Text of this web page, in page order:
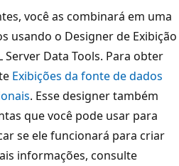
você as combinará em uma
usando o Designer de Exibição
Server Data Tools. Para obter
Exibições da fonte de dados
. Esse designer também
que você pode usar para
se ele funcionará para criar
informações, consulte